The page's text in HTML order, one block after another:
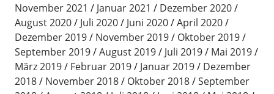
November 2021 Januar 2021
Dezember 2020
August 2020
Juli 2020 Juni 2020
April 2020
Dezember 2019
November 2019
Oktober 2019
September 2019
August 2019 Juli 2019
Mai 2019
März 2019
Februar 2019 Januar 2019
Dezember
2018
November 2018 Oktober 2018
September